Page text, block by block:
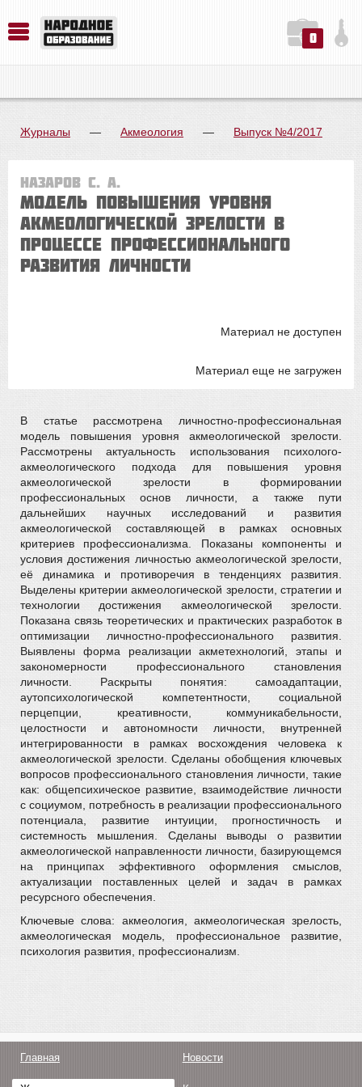
0
Журналы — Акмеология — Выпуск №4/2017
Назаров С. А.
МОДЕЛЬ ПОВЫШЕНИЯ УРОВНЯ
АКМЕОЛОГИЧЕСКОЙ ЗРЕЛОСТИ В
ПРОЦЕССЕ ПРОФЕССИОНАЛЬНОГО
РАЗВИТИЯ ЛИЧНОСТИ
Материал не доступен
Материал еще не загружен
В статье рассмотрена личностно-профессиональная
модель повышения уровня акмеологической зрелости.
Рассмотрены актуальность использования психолого-
акмеологического подхода для повышения уровня
акмеологической зрелости в формировании
профессиональных основ личности, а также пути
дальнейших научных исследований и развития
акмеологической составляющей в рамках основных
критериев профессионализма. Показаны компоненты и
условия достижения личностью акмеологической зрелости,
её динамика и противоречия в тенденциях развития.
Выделены критерии акмеологической зрелости, стратегии и
технологии достижения акмеологической зрелости.
Показана связь теоретических и практических разработок в
оптимизации личностно-профессионального развития.
Выявлены форма реализации акметехнологий, этапы и
закономерности профессионального становления
личности. Раскрыты понятия: самоадаптации,
аутопсихологической компетентности, социальной
перцепции, креативности, коммуникабельности,
целостности и автономности личности, внутренней
интегрированности в рамках восхождения человека к
акмеологической зрелости. Сделаны обобщения ключевых
вопросов профессионального становления личности, такие
как: общепсихическое развитие, взаимодействие личности
с социумом, потребность в реализации профессионального
потенциала, развитие интуиции, прогностичность и
системность мышления. Сделаны выводы о развитии
акмеологической направленности личности, базирующемся
на принципах эффективного оформления смыслов,
актуализации поставленных целей и задач в рамках
ресурсного обеспечения.
Ключевые слова: акмеология, акмеологическая зрелость,
акмеологическая модель, профессиональное развитие,
психология развития, профессионализм.
Главная Новости